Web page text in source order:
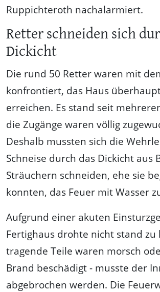
Ruppichteroth nachalarmiert.
Retter schneiden sich
Dickicht
Die rund 50 Retter waren mit
konfrontiert, das Haus
erreichen. Es stand seit
die Zugänge waren völlig
Deshalb mussten sich die
Schneise durch das Dickicht aus
Sträuchern schneiden, ehe sie
konnten, das Feuer mit Wasser
Aufgrund einer akuten
Fertighaus drohte nicht stand zu
tragende Teile waren morsch
Brand beschädigt - musste der
abgebrochen werden. Die